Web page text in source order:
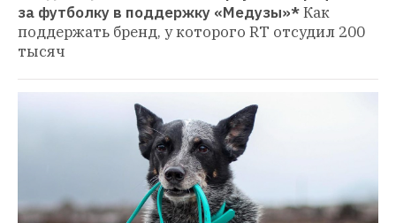
за футболку в поддержку «Медузы»*Как
поддержать бренд, у которого RT отсудил 200
тысяч